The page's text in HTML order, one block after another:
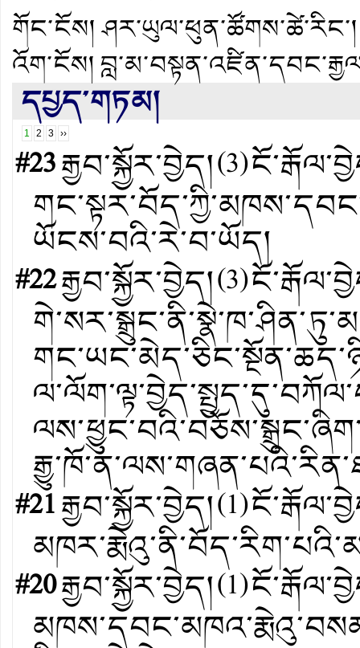
གོང་ངོས།ཤར་ཡུལ་ཕུན་ཚོགས་ཚེ་རིང་།
འོག་ངོས།
དཔྱད་གཏམ།
1 2 3 ››
#23རྒྱབ་སྐྱོར་བྱེད།(3)
ཡོངས་བའི་རེ་བ་ཡོད།
#22རྒྱབ་སྐྱོར་བྱེད།(3)
#21རྒྱབ་སྐྱོར་བྱེད།(1)
#20རྒྱབ་སྐྱོར་བྱེད།(1)